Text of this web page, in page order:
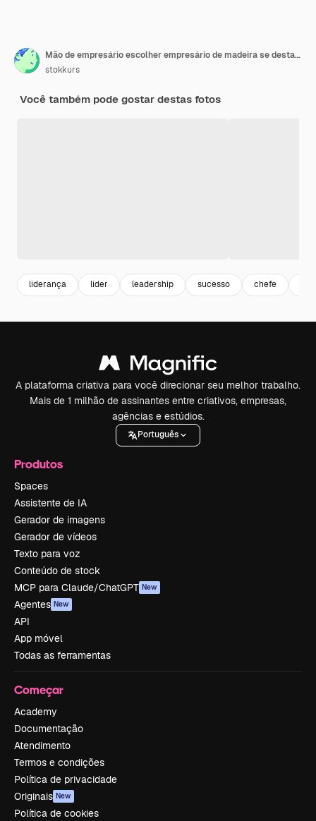
Mão de empresário escolher empresário de madeira se destacando da multidão
stokkurs
Você também pode gostar destas fotos
liderança lider leadership sucesso chefe
A plataforma criativa para você direcionar seu melhor trabalho.
Mais de 1 milhão de assinantes entre criativos, empresas,
agências e estúdios.
Português
Produtos
Spaces
Assistente de IA
Gerador de imagens
Gerador de vídeos
Texto para voz
Conteúdo de stock
MCP para Claude/ChatGPT New
Agentes New
API
App móvel
Todas as ferramentas
Começar
Academy
Documentação
Atendimento
Termos e condições
Política de privacidade
Originais New
Política de cookies